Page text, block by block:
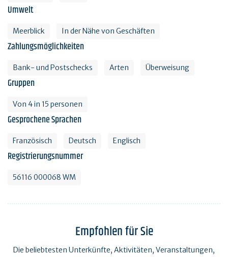
Umwelt
Meerblick In der Nähe von Geschäften
Zahlungsmöglichkeiten
Bank- und Postschecks Arten Überweisung
Gruppen
Von 4 in 15 personen
Gesprochene Sprachen
Französisch Deutsch Englisch
Registrierungsnummer
56116 000068 WM
Empfohlen für Sie
Die beliebtesten Unterkünfte, Aktivitäten, Veranstaltungen,